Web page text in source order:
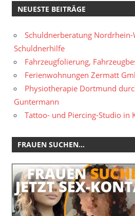
NEUESTE BEITRÄGE
Schuldnerberatung Nordrhein-
Schuldnerhilfe
Fahrzeugfolierung,
Ferienwohnungen Zermatt
Physiotherapie Dortmund
Guntermann
Tattoo- und Piercing-Studio in
FRAUEN SUCHEN…